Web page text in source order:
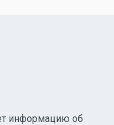
информацию об